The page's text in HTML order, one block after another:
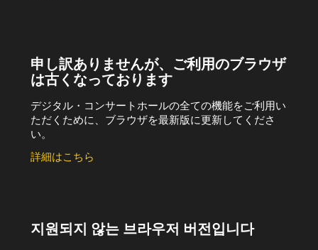
申し訳ありませんが、ご利用のブラウザ
は古くなっております
デジタル・コンサートホールの全ての機能をご利用い
ただくために、ブラウザを最新版に更新してくださ
い。
詳細はこちら
지원되지 않는 브라우저 버전입니다